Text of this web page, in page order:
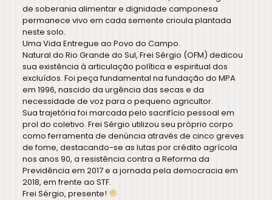
de soberania alimentar e dignidade camponesa
permanece vivo em cada semente crioula plantada
neste solo.
Uma Vida Entregue ao Povo do Campo.
Natural do Rio Grande do Sul, Frei Sérgio (OFM) dedicou
sua existência à articulação política e espiritual dos
excluídos. Foi peça fundamental na fundação do MPA
em 1996, nascido da urgência das secas e da
necessidade de voz para o pequeno agricultor.
Sua trajetória foi marcada pelo sacrifício pessoal em
prol do coletivo. Frei Sérgio utilizou seu próprio corpo
como ferramenta de denúncia através de cinco greves
de fome, destacando-se as lutas por crédito agrícola
nos anos 90, a resistência contra a Reforma da
Previdência em 2017 e a jornada pela democracia em
2018, em frente ao STF.
Frei Sérgio, presente!